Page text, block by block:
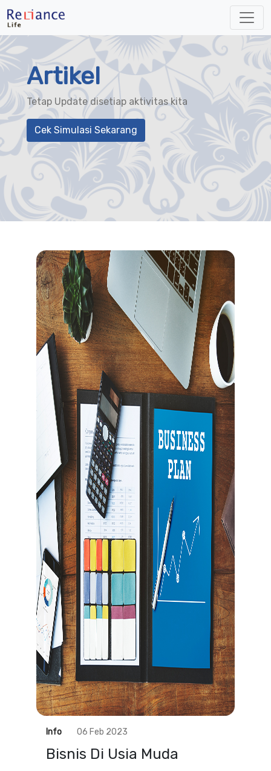
Artikel
Tetap Update disetiap aktivitas kita
Cek Simulasi Sekarang
Info 06 Feb 2023
Bisnis Di Usia Muda